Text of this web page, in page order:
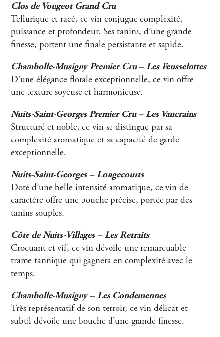
Clos de Vougeot Grand Cru
Tellurique et racé, ce vin conjugue complexité,
puissance et profondeur. Ses tanins, d’une grande
finesse, portent une finale persistante et sapide.
Chambolle-Musigny Premier Cru – Les Feusselottes
D’une élégance florale exceptionnelle, ce vin offre
une texture soyeuse et harmonieuse.
Nuits-Saint-Georges Premier Cru – Les Vaucrains
Structuré et noble, ce vin se distingue par sa
complexité aromatique et sa capacité de garde
exceptionnelle.
Nuits-Saint-Georges – Longecourts
Doté d’une belle intensité aromatique, ce vin de
caractère offre une bouche précise, portée par des
tanins souples.
Côte de Nuits-Villages – Les Retraits
Croquant et vif, ce vin dévoile une remarquable
trame tannique qui gagnera en complexité avec le
temps.
Chambolle-Musigny – Les Condemennes
Très représentatif de son terroir, ce vin délicat et
subtil dévoile une bouche d’une grande finesse.